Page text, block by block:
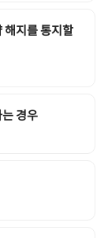
해지를 통지할
경우